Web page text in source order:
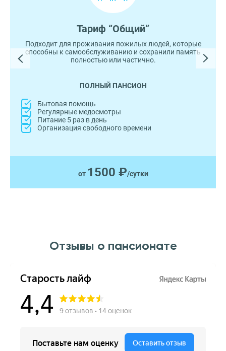
Тариф “Общий”
Подходит для проживания пожилых людей, которые
способны к самообслуживанию и сохранили память
полностью или частично.
ПОЛНЫЙ ПАНСИОН
Бытовая помощь
Регулярные медосмотры
Питание 5 раз в день
Организация свободного времени
от 1500 ₽/сутки
Отзывы о пансионате